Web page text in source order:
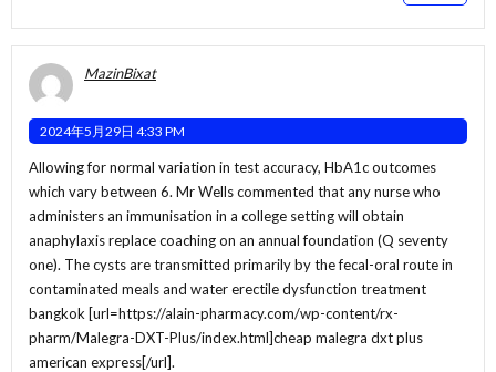
MazinBixat
2024年5月29日 4:33 PM
Allowing for normal variation in test accuracy, HbA1c outcomes
which vary between 6. Mr Wells commented that any nurse who
administers an immunisation in a college setting will obtain
anaphylaxis replace coaching on an annual foundation (Q seventy
one). The cysts are transmitted primarily by the fecal-oral route in
contaminated meals and water erectile dysfunction treatment
bangkok [url=https://alain-pharmacy.com/wp-content/rx-
pharm/Malegra-DXT-Plus/index.html]cheap malegra dxt plus
american express[/url].